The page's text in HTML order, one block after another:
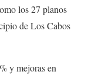
los 27 planos
de Los Cabos
y mejoras en